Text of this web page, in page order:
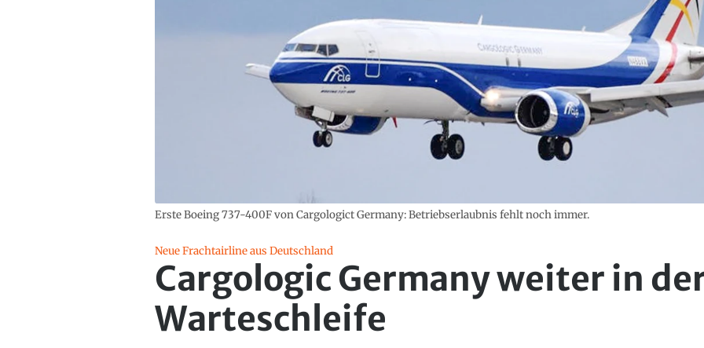
Erste Boeing 737-400F von Cargologict Germany: Betriebserlaubnis fehlt noch immer.
Neue Frachtairline aus Deutschland
Cargologic Germany weiter in
Warteschleife